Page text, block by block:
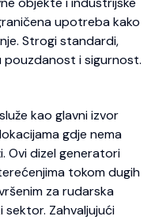
upotreba kako
Strogi standardi,
pouzdanost i sigurnost.
kao glavni izvor
gdje nema
Ovi dizel generatori
tokom dugih
za rudarska
Zahvaljujući